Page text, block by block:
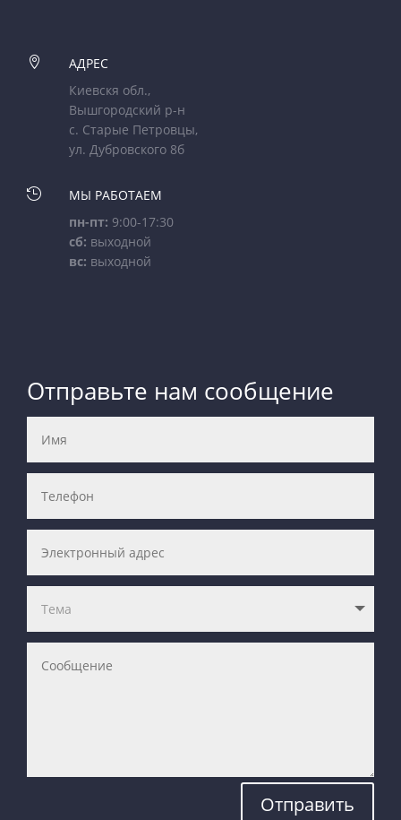

АДРЕС
Киевскя обл.,
Вышгородский р-н
с. Старые Петровцы,
ул. Дубровского 8б

МЫ РАБОТАЕМ
пн-пт: 9:00-17:30
сб: выходной
вс: выходной
Отправьте нам сообщение
Отправить